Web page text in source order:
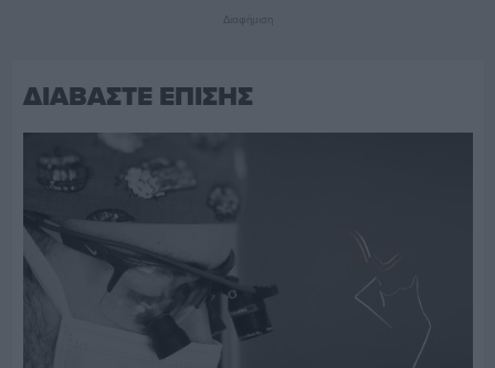
Διαφήμιση
ΔΙΑΒΑΣΤΕ ΕΠΙΣΗΣ